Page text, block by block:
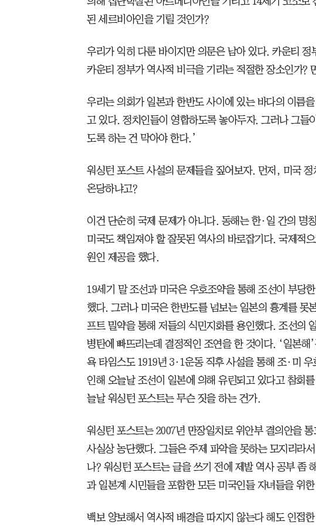
된 세르비아인을 기릴 것인가?
우리가 익히 다룬 바이지만 의문은 남아 있다. 카운티
카운티 정부가 역사적 비극을 기리는 적절한 장소인가?
우리는 의회가 일본과 한반도 사이에 있는 바다의 이름
고 있다. 정치인들이 영합하도록 놓아두자. 그러나 그들
도록 하는 건 막아야 한다.’
워싱턴 포스트 사설의 문제들을 짚어보자. 먼저, 미국 정
온당하냐고?
이건 단순히 국제 문제가 아니다. 동해는 한·일 간의 명
미국도 책임져야 할 잘못된 역사의 바로잡기다. 국제적
원인 제공을 했다.
19세기 말 조선과 미국은 우호조약을 통해 조선이 부당
했다. 그러나 미국은 한반도를 넘보는 일본의 흉계를 못
프트 밀약을 통해 저들의 식민지화를 용인했다. 조선의
병탄에 빠뜨리는데 결정적인 조연을 한 것이다. ‘일본해
욕 타임스도 1919년 3·1운동 직후 사설을 통해 조·미
인해 오늘날 조선이 일본에 의해 유린되고 있다고 참회
늘날 워싱턴 포스트는 무슨 짓을 하는 건가.
워싱턴 포스트는 2007년 만장일치로 위안부 결의안을
사실상 농단했다. 그들은 주제 파악을 못하는 모지리라
나? 워싱턴 포스트는 글을 쓰기 전에 제발 역사 공부 좀
과 일본계 시민들을 포함한 모든 미국인들 자녀들을 위
백보 양보해서 역사적 배경을 따지지 않는다 해도 인접